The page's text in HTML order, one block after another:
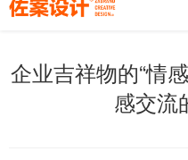
企业吉祥物的“情
感交流